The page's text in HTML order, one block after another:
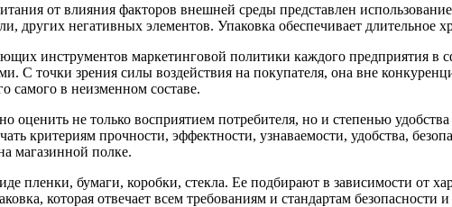
от влияния факторов внешней среды представлен
других негативных элементов. Упаковка обеспечивает длительное
инструментов маркетинговой политики каждого предприятия
С точки зрения силы воздействия на покупателя, она вне
самого в неизменном составе.
не только восприятием потребителя, но и степенью
критериям прочности, эффектности, узнаваемости, удобства,
магазинной полке.
пленки, бумаги, коробки, стекла. Ее подбирают в зависимости от
которая отвечает всем требованиям и стандартам безопасности и